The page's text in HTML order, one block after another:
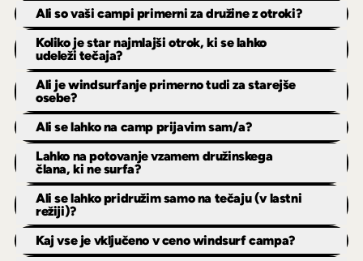
Ali so vaši campi primerni za družine z otroki?
Koliko je star najmlajši otrok, ki se lahko
udeleži tečaja?
Ali je windsurfanje primerno tudi za starejše
osebe?
Ali se lahko na camp prijavim sam/a?
Lahko na potovanje vzamem družinskega
člana, ki ne surfa?
Ali se lahko pridružim samo na tečaju (v lastni
režiji)?
Kaj vse je vključeno v ceno windsurf campa?